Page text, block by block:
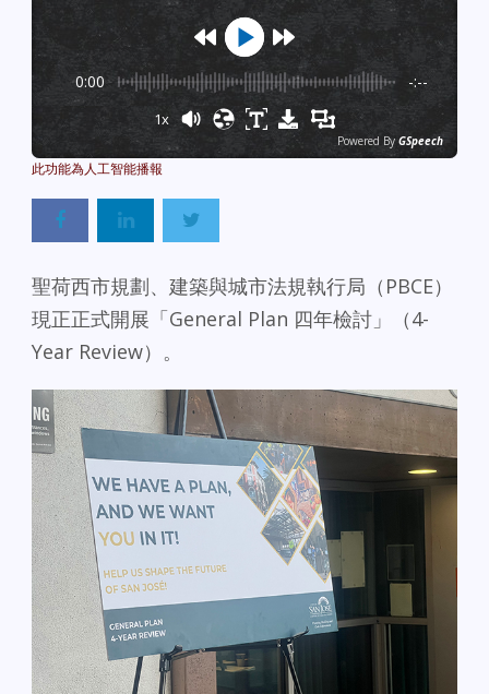
0:00 -:--
1x
Powered By GSpeech
聖荷西市規劃、建築與城市法規執行局（PBCE）
現正正式開展「General Plan 四年檢討」（4-
Year Review）。